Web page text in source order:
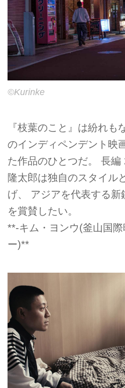
©Kurinke
『枝葉のこと』は紛れも
のインディペンデント映
た作品のひとつだ。 長
隆太郎は独自のスタイル
げ、 アジアを代表する新
を賞賛したい。
**-キム・ヨンウ(釜山国
ー)**